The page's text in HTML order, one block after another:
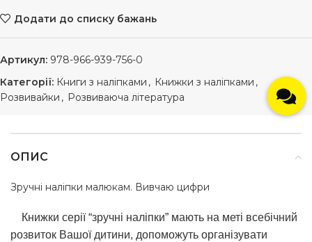
Додати до списку бажань
Артикул: 978-966-939-756-0
Категорії: Книги з наліпками , Книжки з наліпками ,
Розвивайки , Розвиваюча література
ОПИС
Зручні наліпки малюкам. Вивчаю цифри
Книжки серії “зручні наліпки” мають на меті всебічний
розвиток Вашої дитини, допоможуть організувати